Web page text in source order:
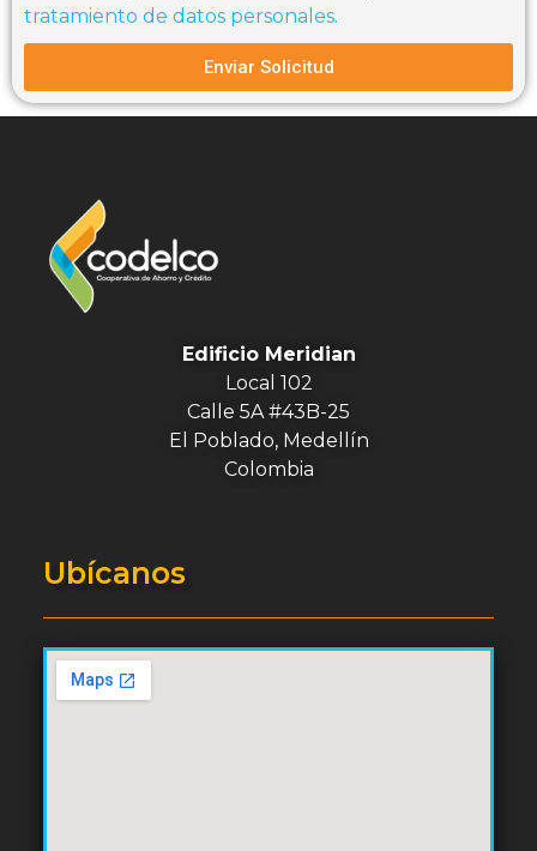
tratamiento de datos personales.
Enviar Solicitud
Edificio Meridian
Local 102
Calle 5A #43B-25
El Poblado, Medellín
Colombia
Ubícanos